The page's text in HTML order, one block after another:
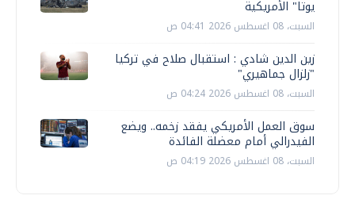
يوتا" الأمريكية
السبت، 08 اغسطس 2026 04:41 ص
زين الدين شادي : استقبال صلاح في تركيا
"زلزال جماهيري"
السبت، 08 اغسطس 2026 04:24 ص
سوق العمل الأمريكي يفقد زخمه.. ويضع
الفيدرالي أمام معضلة الفائدة
السبت، 08 اغسطس 2026 04:19 ص